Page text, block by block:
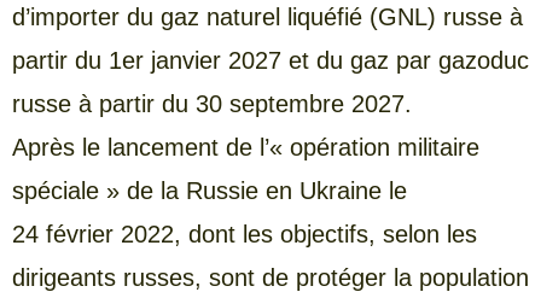
d’importer du gaz naturel liquéfié (GNL) russe à
partir du 1er janvier 2027 et du gaz par gazoduc
russe à partir du 30 septembre 2027.
Après le lancement de l’« opération militaire
spéciale » de la Russie en Ukraine le
24 février 2022, dont les objectifs, selon les
dirigeants russes, sont de protéger la population